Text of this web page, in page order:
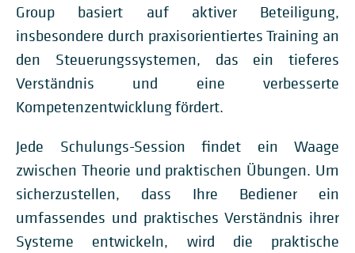
Group basiert auf aktiver Beteiligung,
insbesondere durch praxisorientiertes Training an
den Steuerungssystemen, das ein tieferes
Verständnis und eine verbesserte
Kompetenzentwicklung fördert.
Jede Schulungs-Session findet ein Waage
zwischen Theorie und praktischen Übungen. Um
sicherzustellen, dass Ihre Bediener ein
umfassendes und praktisches Verständnis ihrer
Systeme entwickeln, wird die praktische